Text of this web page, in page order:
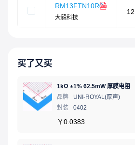
RM13FTN10R0
大毅科技
买了又买
1kΩ ±1% 62.5mW 厚膜电阻
品牌
UNI-ROYAL(厚声)
封装
0402
￥0.0383